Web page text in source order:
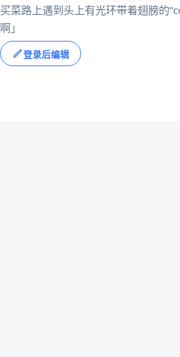
买菜路上遇到头上有光环带着翅膀的
啊」
登录后编辑